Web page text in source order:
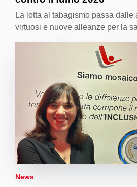
La lotta al tabagismo passa dalle
virtuosi e nuove alleanze per la
News